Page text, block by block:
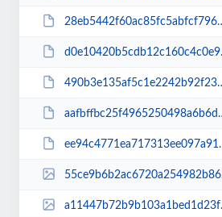
28eb5442f60ac85fc5abfcf79618dccf.pdf
d0e10420b5cdb12c160c4c0e9bb69ba3.pdf
490b3e135af5c1e2242b92f23139a42f.pdf
aafbffbc25f4965250498a6b6ddabb4f.pdf
ee94c4771ea717313ee097a91b528f76.pdf
55ce9b6b2ac6720a254982b86d5427f6.jpg
a11447b72b9b103a1bed1d23f3316e42.jpg